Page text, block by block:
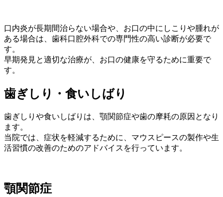
口内炎が長期間治らない場合や、お口の中にしこりや腫れが
ある場合は、歯科口腔外科での専門性の高い診断が必要で
す。
早期発見と適切な治療が、お口の健康を守るために重要で
す。
歯ぎしり・食いしばり
歯ぎしりや食いしばりは、顎関節症や歯の摩耗の原因となり
ます。
当院では、症状を軽減するために、マウスピースの製作や生
活習慣の改善のためのアドバイスを行っています。
顎関節症